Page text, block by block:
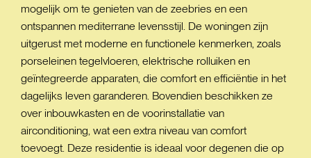
mogelijk om te genieten van de zeebries en een
ontspannen mediterrane levensstijl. De woningen zijn
uitgerust met moderne en functionele kenmerken, zoals
porseleinen tegelvloeren, elektrische rolluiken en
geïntegreerde apparaten, die comfort en efficiëntie in het
dagelijks leven garanderen. Bovendien beschikken ze
over inbouwkasten en de voorinstallatie van
airconditioning, wat een extra niveau van comfort
toevoegt. Deze residentie is ideaal voor degenen die op